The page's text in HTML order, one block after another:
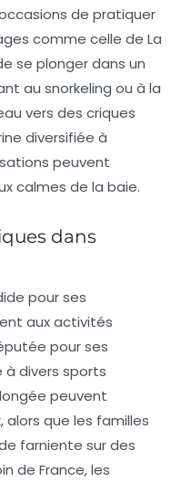
de pratiquer
comme celle de La
se plonger dans un
au snorkeling ou à la
vers des criques
diversifiée à
peuvent
calmes de la baie.
dans
pour ses
aux activités
pour ses
divers sports
peuvent
alors que les familles
farniente sur des
de France, les